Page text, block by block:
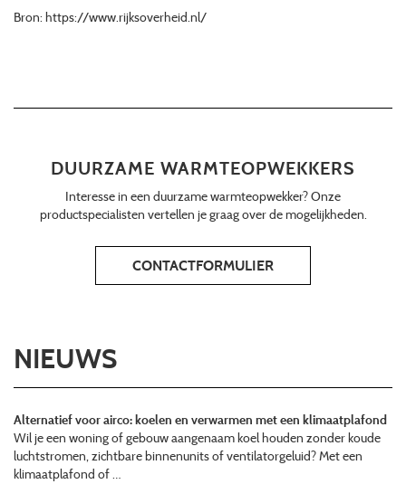
Bron: https://www.rijksoverheid.nl/
DUURZAME WARMTEOPWEKKERS
Interesse in een duurzame warmteopwekker? Onze
productspecialisten vertellen je graag over de mogelijkheden.
CONTACTFORMULIER
NIEUWS
Alternatief voor airco: koelen en verwarmen met een klimaatplafond
Wil je een woning of gebouw aangenaam koel houden zonder koude
luchtstromen, zichtbare binnenunits of ventilatorgeluid? Met een
klimaatplafond of …